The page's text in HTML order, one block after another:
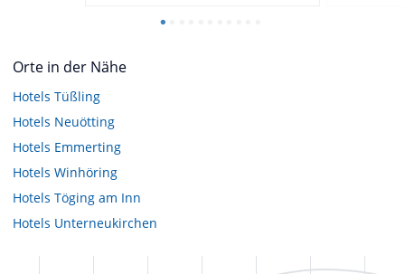
Orte in der Nähe
Hotels Tüßling
Hotels Neuötting
Hotels Emmerting
Hotels Winhöring
Hotels Töging am Inn
Hotels Unterneukirchen